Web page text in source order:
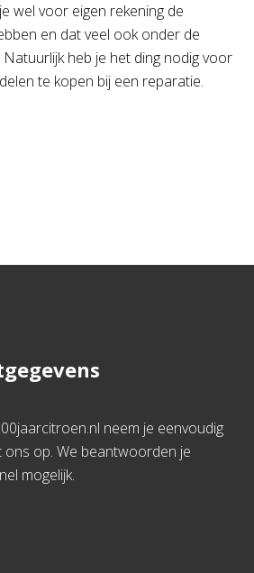
wel voor eigen rekening de
en dat veel ook onder de
heb je het ding nodig voor
te kopen bij een reparatie.
neem je eenvoudig
ons op. We beantwoorden je
mogelijk.